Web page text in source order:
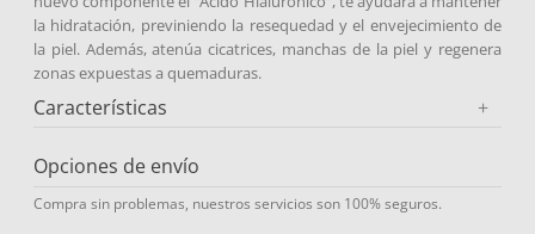
la hidratación, previniendo la resequedad y el envejecimiento de
la piel. Además, atenúa cicatrices, manchas de la piel y regenera
zonas expuestas a quemaduras.
Características +
Opciones de envío
Compra sin problemas, nuestros servicios son 100% seguros.